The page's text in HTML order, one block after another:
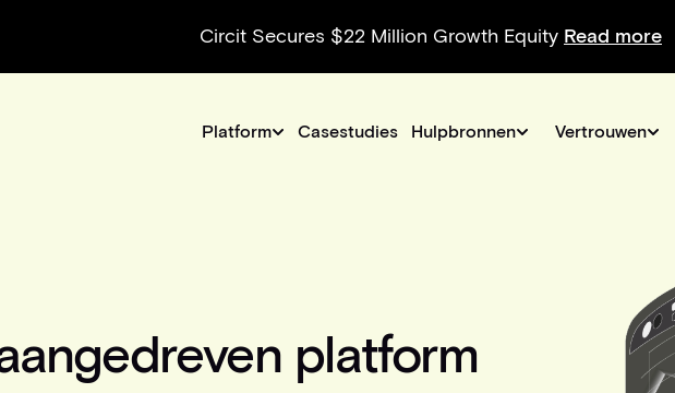
Circit Secures $22 Million Growth Equity Read more
Platform Casestudies Hulpbronnen Vertrouwen
platform